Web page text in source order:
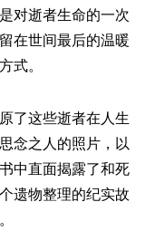
对逝者生命的一次
在世间最后的温暖
式。
了这些逝者在人生
念之人的照片，以
中直面揭露了和死
遗物整理的纪实故